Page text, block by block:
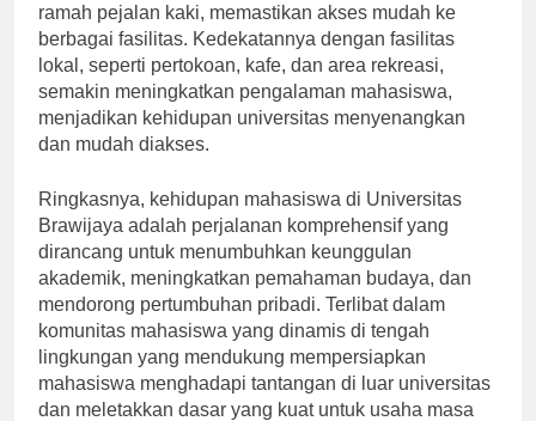
ramah pejalan kaki, memastikan akses mudah ke
berbagai fasilitas. Kedekatannya dengan fasilitas
lokal, seperti pertokoan, kafe, dan area rekreasi,
semakin meningkatkan pengalaman mahasiswa,
menjadikan kehidupan universitas menyenangkan
dan mudah diakses.
Ringkasnya, kehidupan mahasiswa di Universitas
Brawijaya adalah perjalanan komprehensif yang
dirancang untuk menumbuhkan keunggulan
akademik, meningkatkan pemahaman budaya, dan
mendorong pertumbuhan pribadi. Terlibat dalam
komunitas mahasiswa yang dinamis di tengah
lingkungan yang mendukung mempersiapkan
mahasiswa menghadapi tantangan di luar universitas
dan meletakkan dasar yang kuat untuk usaha masa